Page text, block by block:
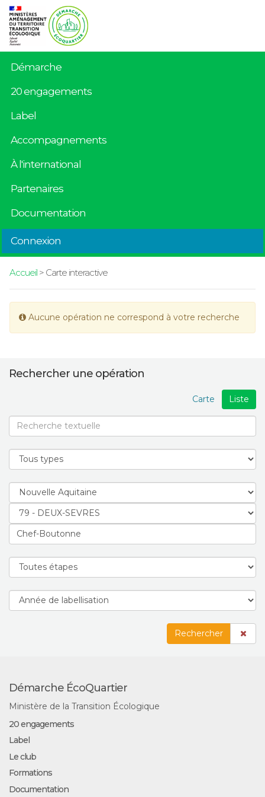
Démarche
20 engagements
Label
Accompagnements
À l'international
Partenaires
Documentation
Connexion
Accueil> Carte interactive
Aucune opération ne correspond à votre recherche
Rechercher une opération
Liste
Carte
Rechercher
Démarche ÉcoQuartier
Ministère de la Transition Écologique
20 engagements
Label
Le club
Formations
Documentation